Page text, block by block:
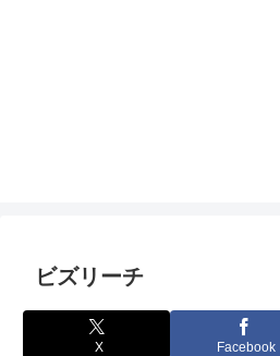
ビズリーチ
X Facebook